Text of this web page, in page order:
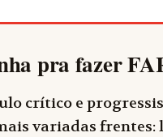
pra fazer
crítico e
variadas frentes: